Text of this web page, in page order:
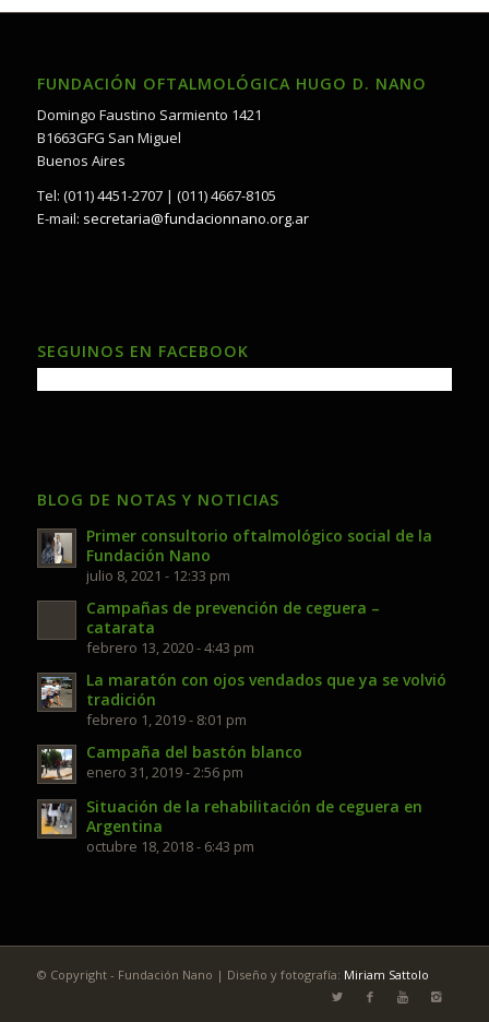
FUNDACIÓN OFTALMOLÓGICA HUGO D. NANO
Domingo Faustino Sarmiento 1421
B1663GFG San Miguel
Buenos Aires
Tel: (011) 4451-2707 | (011) 4667-8105
E-mail: secretaria@fundacionnano.org.ar
SEGUINOS EN FACEBOOK
BLOG DE NOTAS Y NOTICIAS
Primer consultorio oftalmológico social de la
Fundación Nano
julio 8, 2021 - 12:33 pm
Campañas de prevención de ceguera –
catarata
febrero 13, 2020 - 4:43 pm
La maratón con ojos vendados que ya se volvió
tradición
febrero 1, 2019 - 8:01 pm
Campaña del bastón blanco
enero 31, 2019 - 2:56 pm
Situación de la rehabilitación de ceguera en
Argentina
octubre 18, 2018 - 6:43 pm
© Copyright - Fundación Nano | Diseño y fotografía: Miriam Sattolo